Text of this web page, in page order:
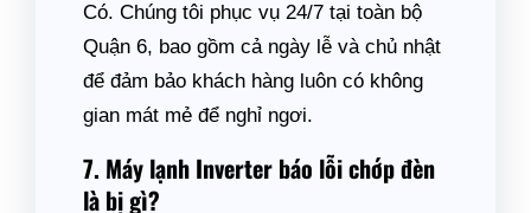
Có. Chúng tôi phục vụ 24/7 tại toàn bộ
Quận 6, bao gồm cả ngày lễ và chủ nhật
để đảm bảo khách hàng luôn có không
gian mát mẻ để nghỉ ngơi.
7. Máy lạnh Inverter báo lỗi chớp đèn
là bị gì?